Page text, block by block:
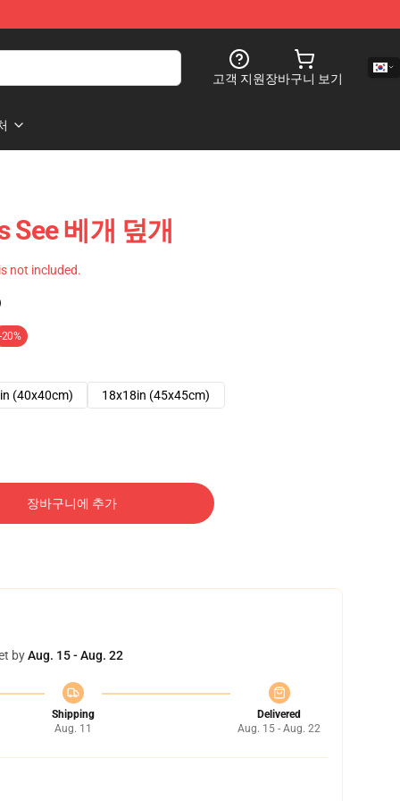
고객 지원장바구니 보기
See 베개 덮개
not included.
-20%
(40x40cm) 18x18in (45x45cm)
장바구니에 추가
byAug. 15 - Aug. 22
Shipping
Aug. 11
Delivered
Aug. 15 - Aug. 22